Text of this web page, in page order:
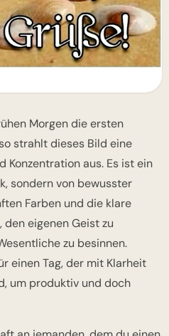
Morgen die ersten
strahlt dieses Bild eine
Konzentration aus. Es ist ein
sondern von bewusster
Farben und die klare
den eigenen Geist zu
zu besinnen.
einen Tag, der mit Klarheit
um produktiv und doch